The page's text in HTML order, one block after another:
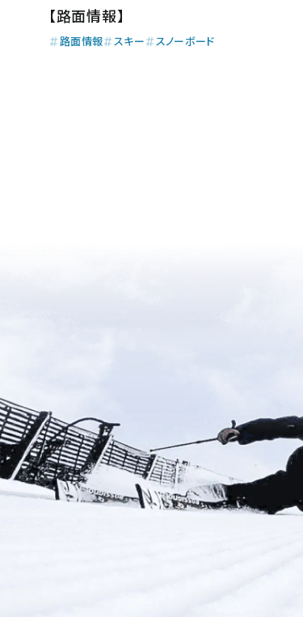
【路面情報】
路面情報 スキー スノーボード